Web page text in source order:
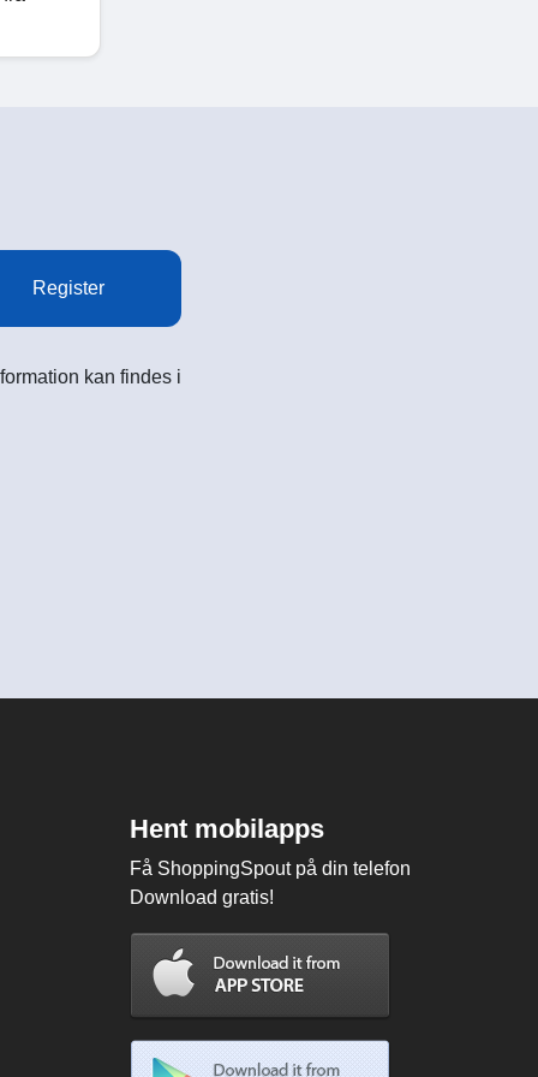
Register
kan findes i
Hent mobilapps
Få ShoppingSpout på din telefon
Download gratis!